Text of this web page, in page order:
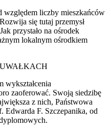
względem liczby mieszkańców
się tutaj przemysł
przystało na ośrodek
lokalnym ośrodkiem
wykształcenia
zaoferować. Swoją siedzibę
z nich, Państwowa
Edwarda F. Szczepanika, od